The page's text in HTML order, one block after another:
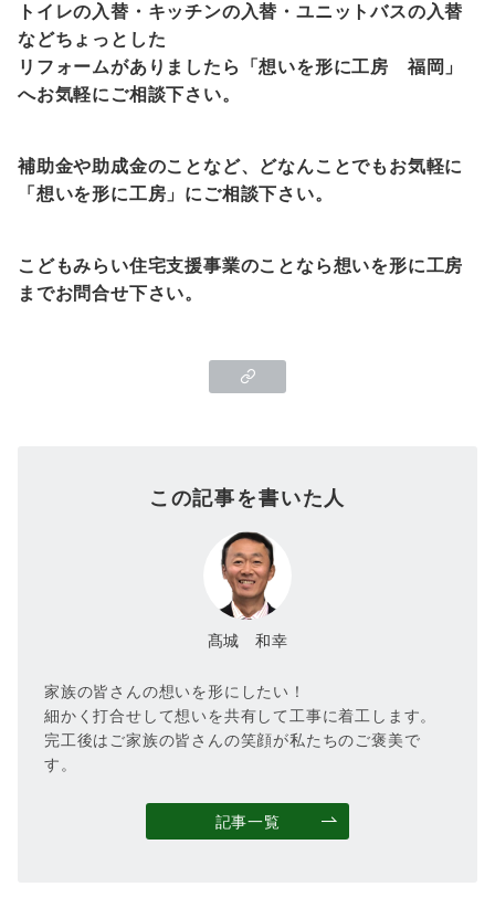
トイレの入替・キッチンの入替・ユニットバスの入替
などちょっとした
リフォームがありましたら「想いを形に工房 福岡」
へお気軽にご相談下さい。
補助金や助成金のことなど、どなんことでもお気軽に
「想いを形に工房」にご相談下さい。
こどもみらい住宅支援事業のことなら想いを形に工房
までお問合せ下さい。
この記事を書いた人
髙城 和幸
家族の皆さんの想いを形にしたい！
細かく打合せして想いを共有して工事に着工します。
完工後はご家族の皆さんの笑顔が私たちのご褒美で
す。
記事一覧